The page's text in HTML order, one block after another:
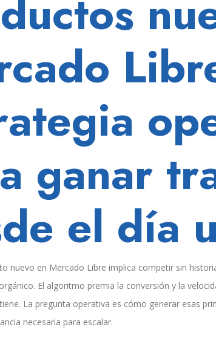
producto
MELI
trayectoria.
Así
aprovechan.
ganar
el día
nuevo en Mercado Libre implica competir sin
El algoritmo premia la conversión y la
La pregunta operativa es cómo generar esas
necesaria para escalar.